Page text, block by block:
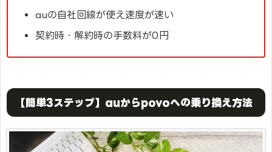
auの自社回線が使え速度が速い
契約時・解約時の手数料が0円
【簡単3ステップ】auからpovoへの乗り換え方法